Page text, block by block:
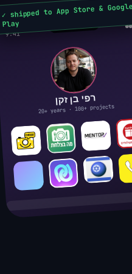
9:41
רפי בן זקן
20+ years · 100+ projects
✓ shipped to App Store & Google
Play